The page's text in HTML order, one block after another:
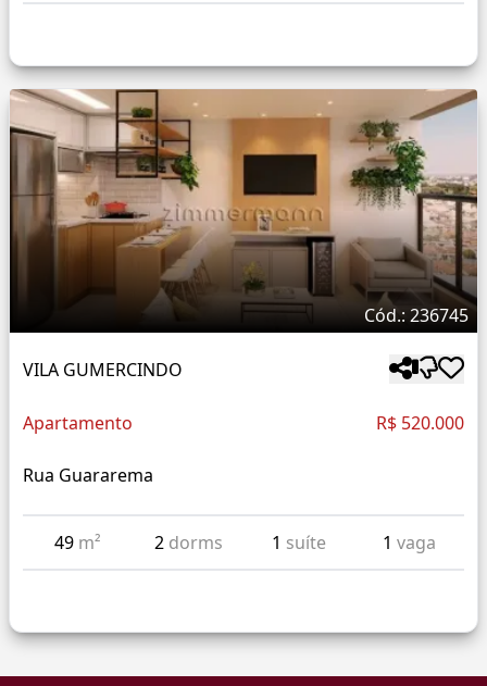
Cód.: 236745
VILA GUMERCINDO
Apartamento R$ 520.000
Rua Guararema
49 m² 2 dorms 1 suíte 1 vaga